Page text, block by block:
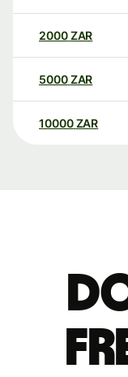
2000ZAR
5000ZAR
10000 ZAR